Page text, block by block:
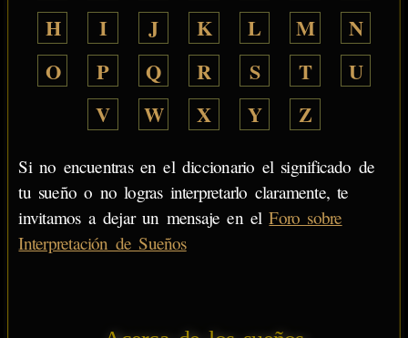
H
I J K L M
N
O
P Q R S T
U
V
W X Y Z
Si no encuentras en el diccionario el significado de
tu sueño o no logras interpretarlo claramente, te
invitamos a dejar un mensaje en elForo sobre
Interpretación de Sueños